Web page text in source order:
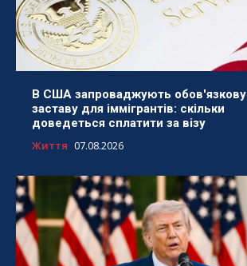
В США запроваджують обов'язкову
заставу для іммігрантів: скільки
доведеться сплатити за візу
Життя 07.08.2026